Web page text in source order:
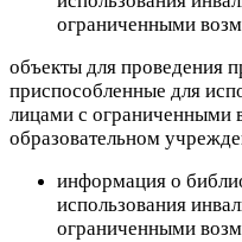
ограниченными
объекты для проведения
приспособленные для
лицами с ограниченными
образовательном
информация о
использования
ограниченными